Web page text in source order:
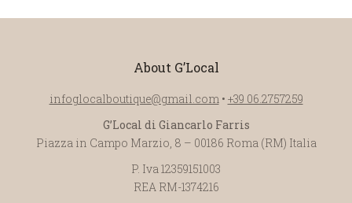
About G’Local
infoglocalboutique@gmail.com• +39 06.2757259
G’Local di Giancarlo Farris
Piazza in Campo Marzio, 8 – 00186 Roma (RM) Italia
P. Iva 12359151003
REA RM-1374216